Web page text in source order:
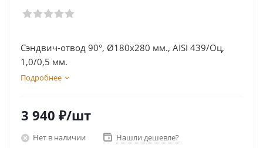
Сэндвич-отвод 90°, Ø180х280 мм., AISI 439/Оц,
1,0/0,5 мм.
Подробнее
3 940 ₽/шт
Нет в наличии Нашли дешевле?